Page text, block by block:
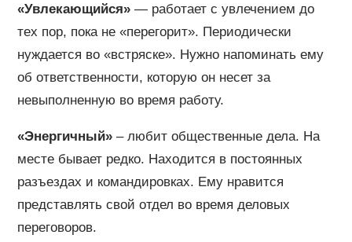
«Увлекающийся»— работает с увлечением до
тех пор, пока не «перегорит». Периодически
нуждается во «встряске». Нужно напоминать ему
об ответственности, которую он несет за
невыполненную во время работу.
«Энергичный»– любит общественные дела. На
месте бывает редко. Находится в постоянных
разъездах и командировках. Ему нравится
представлять свой отдел во время деловых
переговоров.